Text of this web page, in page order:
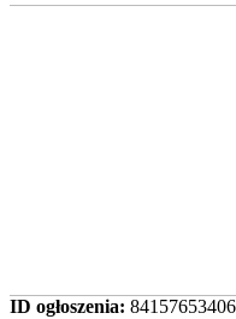
ID ogłoszenia: